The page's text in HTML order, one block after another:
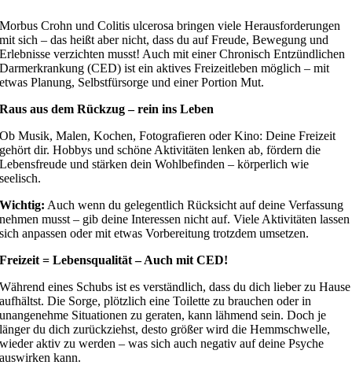
Morbus Crohn und Colitis ulcerosa bringen viele Herausforderungen
mit sich – das heißt aber nicht, dass du auf Freude, Bewegung und
Erlebnisse verzichten musst! Auch mit einer Chronisch Entzündlichen
Darmerkrankung (CED) ist ein aktives Freizeitleben möglich – mit
etwas Planung, Selbstfürsorge und einer Portion Mut.
Raus aus dem Rückzug – rein ins Leben
Ob Musik, Malen, Kochen, Fotografieren oder Kino: Deine Freizeit
gehört dir. Hobbys und schöne Aktivitäten lenken ab, fördern die
Lebensfreude und stärken dein Wohlbefinden – körperlich wie
seelisch.
Wichtig: Auch wenn du gelegentlich Rücksicht auf deine Verfassung
nehmen musst – gib deine Interessen nicht auf. Viele Aktivitäten lassen
sich anpassen oder mit etwas Vorbereitung trotzdem umsetzen.
Freizeit = Lebensqualität – Auch mit CED!
Während eines Schubs ist es verständlich, dass du dich lieber zu Hause
aufhältst. Die Sorge, plötzlich eine Toilette zu brauchen oder in
unangenehme Situationen zu geraten, kann lähmend sein. Doch je
länger du dich zurückziehst, desto größer wird die Hemmschwelle,
wieder aktiv zu werden – was sich auch negativ auf deine Psyche
auswirken kann.